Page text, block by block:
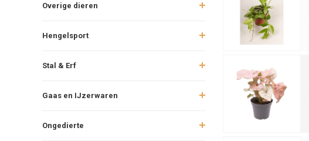
Overige dieren
Hengelsport
Stal & Erf
Gaas en IJzerwaren
Ongedierte